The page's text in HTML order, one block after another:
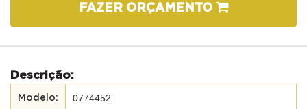
FAZER ORÇAMENTO
Descrição:
0774452